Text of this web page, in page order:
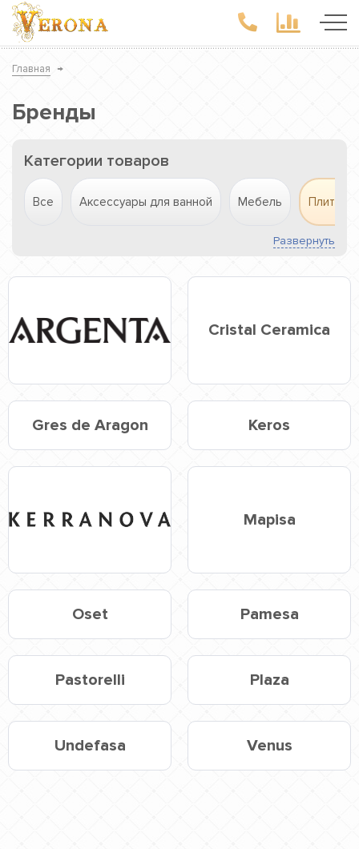
Главная →
Бренды
Категории товаров
Все Аксессуары для ванной Мебель Плитка
Развернуть
Cristal Ceramica
Gres de Aragon Keros
Mapisa
Oset Pamesa
Pastorelli Plaza
Undefasa Venus